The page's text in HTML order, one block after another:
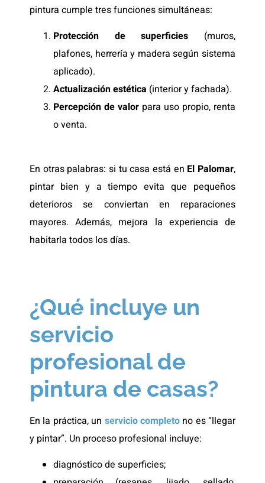
pintura cumple tres funciones simultáneas:
Protección de superficies (muros,
plafones, herrería y madera según sistema
aplicado).
Actualización estética (interior y fachada).
Percepción de valor para uso propio, renta
o venta.
En otras palabras: si tu casa está en El Palomar,
pintar bien y a tiempo evita que pequeños
deterioros se conviertan en reparaciones
mayores. Además, mejora la experiencia de
habitarla todos los días.
¿Qué incluye un
servicio
profesional de
pintura de casas?
En la práctica, un servicio completono es “llegar
y pintar”. Un proceso profesional incluye:
diagnóstico de superficies;